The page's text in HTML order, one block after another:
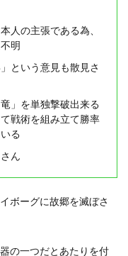
人の主張である為、
明
という意見も散見さ
」を単独撃破出来る
戦術を組み立て勝率
る
ん
ボーグに故郷を滅ぼさ
の一つだとあたりを付